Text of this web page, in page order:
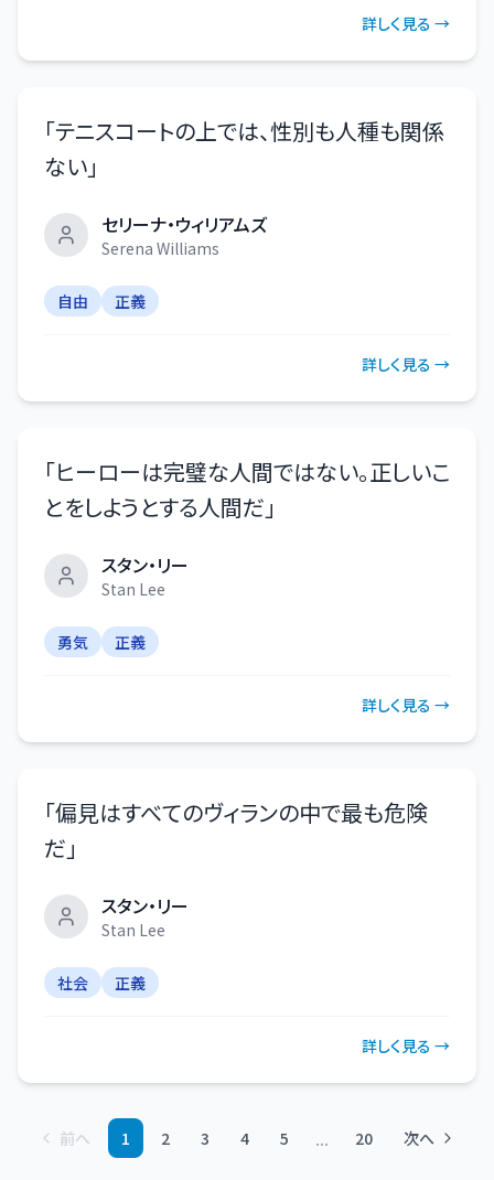
詳しく見る →
「テニスコートの上では、性別も人種も関係
ない」
セリーナ・ウィリアムズ
Serena Williams
自由 正義
詳しく見る →
「ヒーローは完璧な人間ではない。正しいこ
とをしようとする人間だ 」
スタン・リー
Stan Lee
勇気 正義
詳しく見る →
「偏見はすべてのヴィランの中で最も危険
だ 」
スタン・リー
Stan Lee
社会 正義
詳しく見る →
前へ 1 2 3 4 5 ... 20 次へ